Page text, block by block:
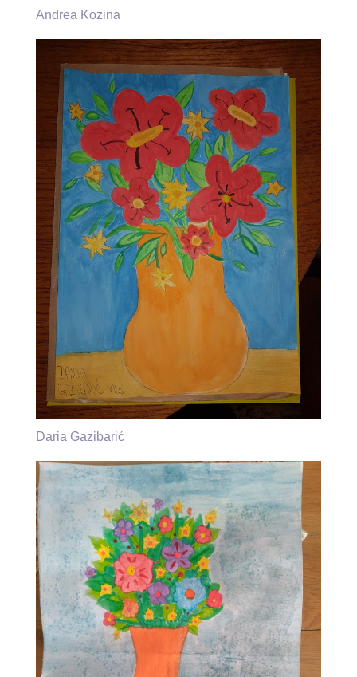
Andrea Kozina
Daria Gazibarić